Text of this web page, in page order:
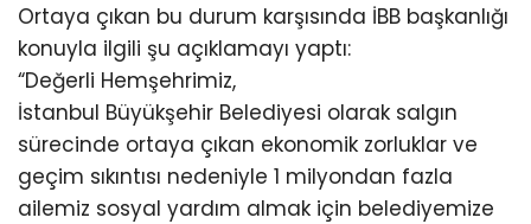
Ortaya çıkan bu durum karşısında İBB başkanlığı
konuyla ilgili şu açıklamayı yaptı:
“Değerli Hemşehrimiz,
İstanbul Büyükşehir Belediyesi olarak salgın
sürecinde ortaya çıkan ekonomik zorluklar ve
geçim sıkıntısı nedeniyle 1 milyondan fazla
ailemiz sosyal yardım almak için belediyemize